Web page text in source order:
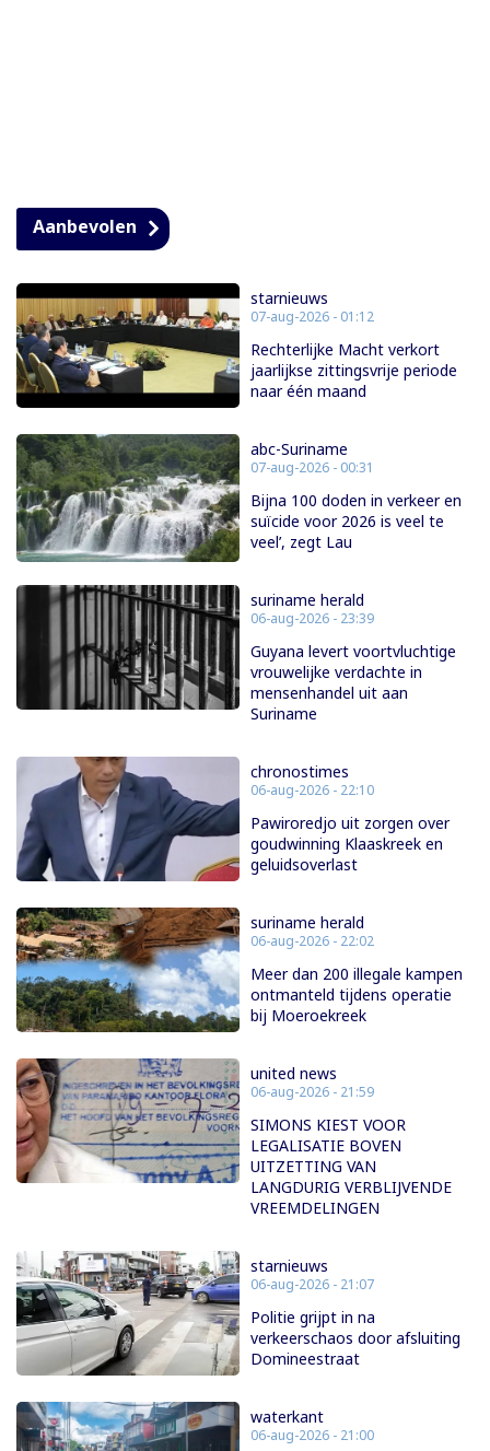
Aanbevolen
starnieuws
07-aug-2026 - 01:12
Rechterlijke Macht verkort
jaarlijkse zittingsvrije periode
naar één maand
abc-Suriname
07-aug-2026 - 00:31
Bijna 100 doden in verkeer en
suïcide voor 2026 is veel te
veel’, zegt Lau
suriname herald
06-aug-2026 - 23:39
Guyana levert voortvluchtige
vrouwelijke verdachte in
mensenhandel uit aan
Suriname
chronostimes
06-aug-2026 - 22:10
Pawiroredjo uit zorgen over
goudwinning Klaaskreek en
geluidsoverlast
suriname herald
06-aug-2026 - 22:02
Meer dan 200 illegale kampen
ontmanteld tijdens operatie
bij Moeroekreek
united news
06-aug-2026 - 21:59
SIMONS KIEST VOOR
LEGALISATIE BOVEN
UITZETTING VAN
LANGDURIG VERBLIJVENDE
VREEMDELINGEN
starnieuws
06-aug-2026 - 21:07
Politie grijpt in na
verkeerschaos door afsluiting
Domineestraat
waterkant
06-aug-2026 - 21:00